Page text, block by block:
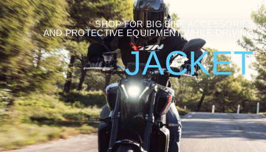
SHOP FOR BIG BIKE ACCESSORIES
AND PROTECTIVE EQUIPMENT WHILE DRIVING
JACKET